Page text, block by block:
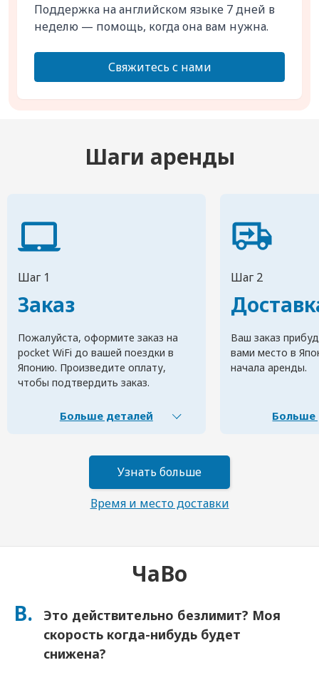
Поддержка на английском языке 7 дней в
неделю — помощь, когда она вам нужна.
Свяжитесь с нами
Шаги аренды
Шаг 1
Заказ
Пожалуйста, оформите заказ на
pocket WiFi до вашей поездки в
Японию. Произведите оплату,
чтобы подтвердить заказ.
Больше деталей
Шаг 2
Ваш заказ
вами место в
начала аренды.
Больше
Узнать больше
Время и место доставки
ЧаВо
В.
Это действительно безлимит? Моя
скорость когда-нибудь будет
снижена?